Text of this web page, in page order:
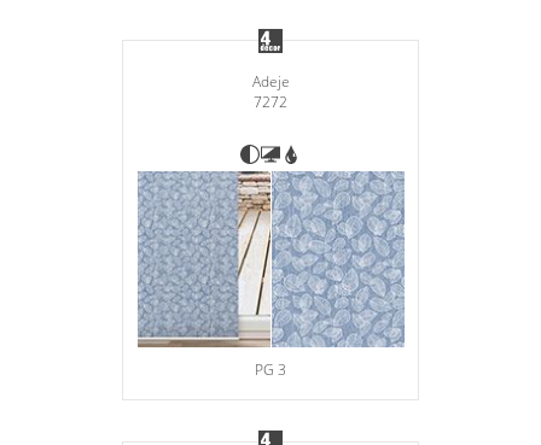
Adeje
7272
PG 3